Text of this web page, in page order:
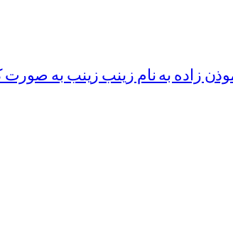
زاده به نام زینب زینب به